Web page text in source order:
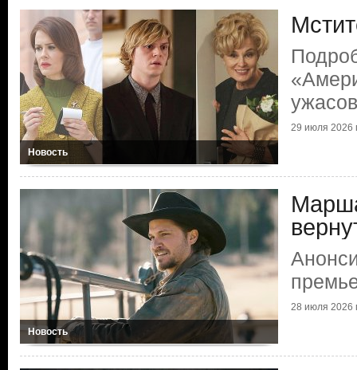
Новость
29 июля 2026
Новость
28 июля 2026